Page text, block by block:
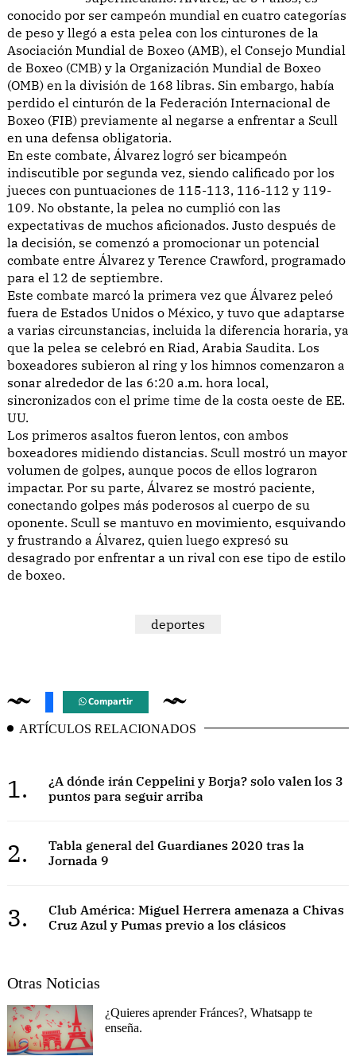
conocido por ser campeón mundial en cuatro categorías
de peso y llegó a esta pelea con los cinturones de la
Asociación Mundial de Boxeo (AMB), el Consejo Mundial
de Boxeo (CMB) y la Organización Mundial de Boxeo
(OMB) en la división de 168 libras. Sin embargo, había
perdido el cinturón de la Federación Internacional de
Boxeo (FIB) previamente al negarse a enfrentar a Scull
en una defensa obligatoria.
En este combate, Álvarez logró ser bicampeón
indiscutible por segunda vez, siendo calificado por los
jueces con puntuaciones de 115-113, 116-112 y 119-
109. No obstante, la pelea no cumplió con las
expectativas de muchos aficionados. Justo después de
la decisión, se comenzó a promocionar un potencial
combate entre Álvarez y Terence Crawford, programado
para el 12 de septiembre.
Este combate marcó la primera vez que Álvarez peleó
fuera de Estados Unidos o México, y tuvo que adaptarse
a varias circunstancias, incluida la diferencia horaria, ya
que la pelea se celebró en Riad, Arabia Saudita. Los
boxeadores subieron al ring y los himnos comenzaron a
sonar alrededor de las 6:20 a.m. hora local,
sincronizados con el prime time de la costa oeste de EE.
UU.
Los primeros asaltos fueron lentos, con ambos
boxeadores midiendo distancias. Scull mostró un mayor
volumen de golpes, aunque pocos de ellos lograron
impactar. Por su parte, Álvarez se mostró paciente,
conectando golpes más poderosos al cuerpo de su
oponente. Scull se mantuvo en movimiento, esquivando
y frustrando a Álvarez, quien luego expresó su
desagrado por enfrentar a un rival con ese tipo de estilo
de boxeo.
deportes
Compartir
ARTÍCULOS RELACIONADOS
1.
¿A dónde irán Ceppelini y Borja? solo valen los 3
puntos para seguir arriba
2.
Tabla general del Guardianes 2020 tras la
Jornada 9
3.
Club América: Miguel Herrera amenaza a Chivas
Cruz Azul y Pumas previo a los clásicos
Otras Noticias
¿Quieres aprender Fránces?, Whatsapp te
enseña.